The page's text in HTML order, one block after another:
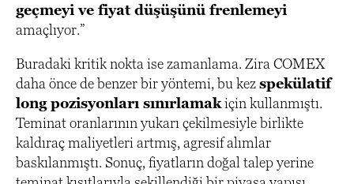
geçmeyi ve fiyat düşüşünü frenlemeyi
amaçlıyor.”
Buradaki kritik nokta ise zamanlama. Zira COMEX
daha önce de benzer bir yöntemi, bu kezspekülatif
long pozisyonları sınırlamakiçin kullanmıştı.
Teminat oranlarının yukarı çekilmesiyle birlikte
kaldıraç maliyetleri artmış, agresif alımlar
baskılanmıştı. Sonuç, fiyatların doğal talep yerine